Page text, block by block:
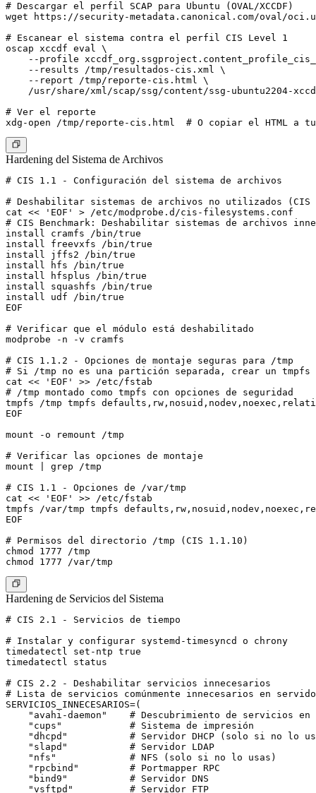
# Descargar el perfil SCAP para Ubuntu (OVAL/XCCDF)
wget https://security-metadata.canonical.com/oval/
# Escanear el sistema contra el perfil CIS Level 1
oscap xccdf eval \
--profile
    --results /tmp/resultados-cis.xml \
    --report /tmp/reporte-cis.html \
/usr/share/xml/scap/ssg/content/ssg-ubuntu2204-
# Ver el reporte
Hardening del Sistema de Archivos
# CIS 1.1 - Configuración del sistema de archivos
# Deshabilitar sistemas de archivos no utilizados (CIS
cat << 'EOF' > /etc/modprobe.d/cis-filesystems.conf
# CIS Benchmark: Deshabilitar sistemas de archivos
install cramfs /bin/true
install freevxfs /bin/true
install jffs2 /bin/true
install hfs /bin/true
install hfsplus /bin/true
install squashfs /bin/true
install udf /bin/true
EOF
# Verificar que el módulo está deshabilitado
modprobe -n -v cramfs
# CIS 1.1.2 - Opciones de montaje seguras para /tmp
# Si /tmp no es una partición separada, crear un tmpfs
cat << 'EOF' >> /etc/fstab
# /tmp montado como tmpfs con opciones de seguridad
tmpfs /tmp tmpfs
EOF
mount -o remount /tmp
# Verificar las opciones de montaje
mount | grep /tmp
# CIS 1.1 - Opciones de /var/tmp
cat << 'EOF' >> /etc/fstab
tmpfs /var/tmp tmpfs
EOF
# Permisos del directorio /tmp (CIS 1.1.10)
chmod 1777 /tmp
Hardening de Servicios del Sistema
# CIS 2.1 - Servicios de tiempo
# Instalar y configurar systemd-timesyncd o chrony
timedatectl set-ntp true
timedatectl status
# CIS 2.2 - Deshabilitar servicios innecesarios
# Lista de servicios comúnmente innecesarios en
SERVICIOS_INNECESARIOS=(
"avahi-daemon"    # Descubrimiento de servicios en
    "cups"            # Sistema de impresión
"dhcpd"           # Servidor DHCP (solo si no lo
    "slapd"           # Servidor LDAP
    "nfs"             # NFS (solo si no lo usas)
    "rpcbind"         # Portmapper RPC
    "bind9"           # Servidor DNS
    "vsftpd"          # Servidor FTP